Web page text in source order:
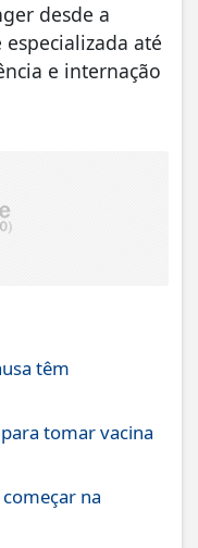
desde a
até
e internação
têm
tomar vacina
na